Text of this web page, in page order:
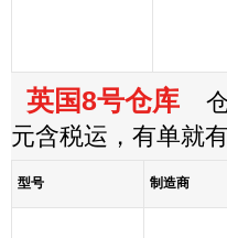
英国8号仓库 仓
元含税运，有单就
型号 制造商